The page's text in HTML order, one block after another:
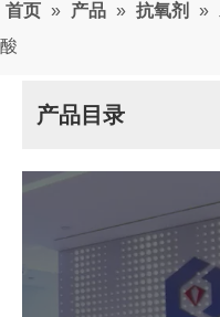
首页 » 产品 » 抗氧剂 »
酸
产品目录